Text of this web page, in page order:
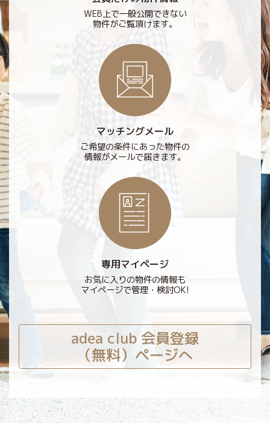
WEB上で一般公開できない
物件がご覧頂けます。
マッチングメール
ご希望の条件にあった物件の
情報がメールで届きます。
専用マイページ
お気に入りの物件の情報も
マイページで管理・検討OK!
adea club 会員登録
（無料）ページへ